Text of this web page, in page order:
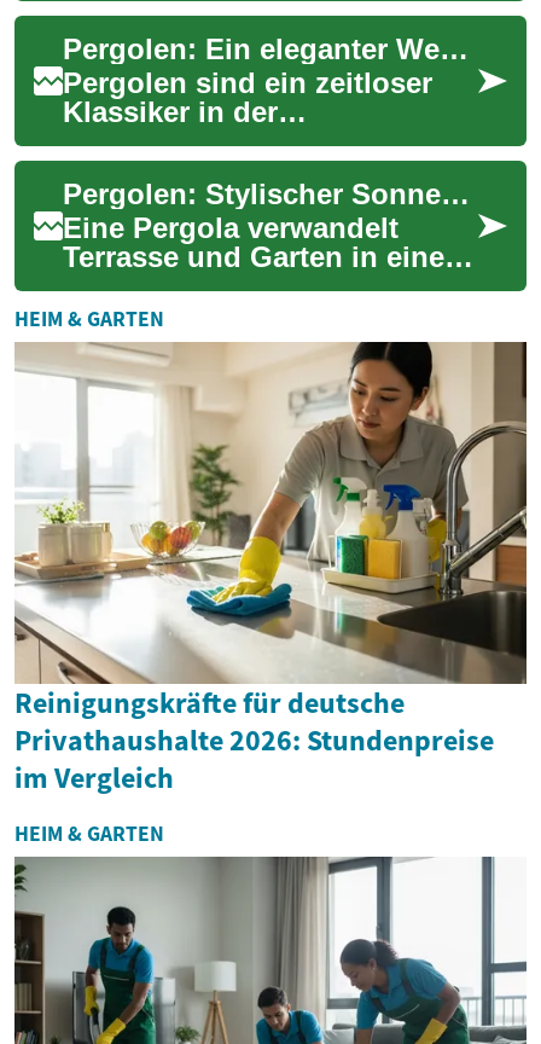
Außenbereich eine elegante
Note verleiht. Ursp...
Pergolen: Ein eleganter Weg zur Aufwertung Ihres Außenbereichs
Pergolen sind ein zeitloser
Klassiker in der
Gartengestaltung und
erfreuen sich zunehmender
Beliebtheit bei Hausbesit... Pergolen: Stylischer Sonnenschutz für Terrasse & Garten
Eine Pergola verwandelt
Terrasse und Garten in einen
gemütlichen Freiluft-
Wohnraum. Sie bietet
effektiven Sonnenschut...
HEIM & GARTEN
Reinigungskräfte für deutsche
Privathaushalte 2026: Stundenpreise
im Vergleich
HEIM & GARTEN